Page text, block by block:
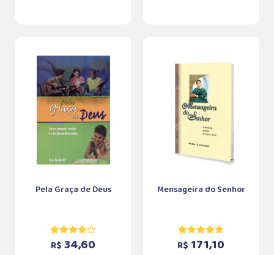
Pela Graça de Deus
R$ 34,60
Mensageira do Senhor
R$ 171,10